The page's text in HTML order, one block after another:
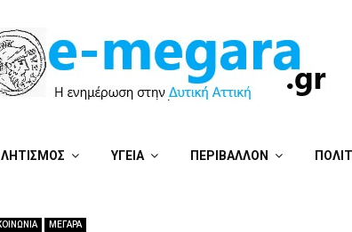
ΥΓΕΙΑ ΠΕΡΙΒΑΛΛΟΝ
ΜΕΓΑΡΑ